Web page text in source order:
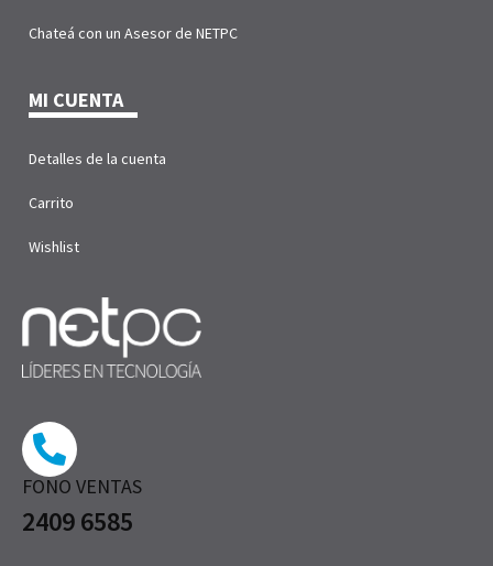
FONO VENTAS
2409 6585
Chateá con un Asesor de NETPC
MI CUENTA
Detalles de la cuenta
Carrito
Wishlist